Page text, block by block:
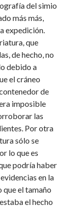
del simio
más más,
expedición.
que
de hecho, no
debido a
el cráneo
de
imposible
las
Por otra
sólo se
lo que es
podría haber
en la
que el tamaño
el hecho